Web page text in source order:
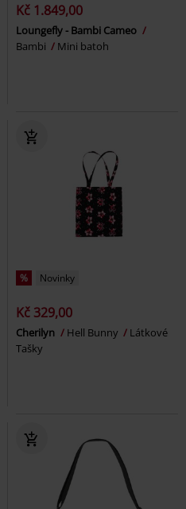
Kč 1.849,00
Loungefly - Bambi Cameo
Bambi
Mini batoh
% Novinky
Kč 329,00
Cherilyn Hell Bunny
Látkové
Tašky